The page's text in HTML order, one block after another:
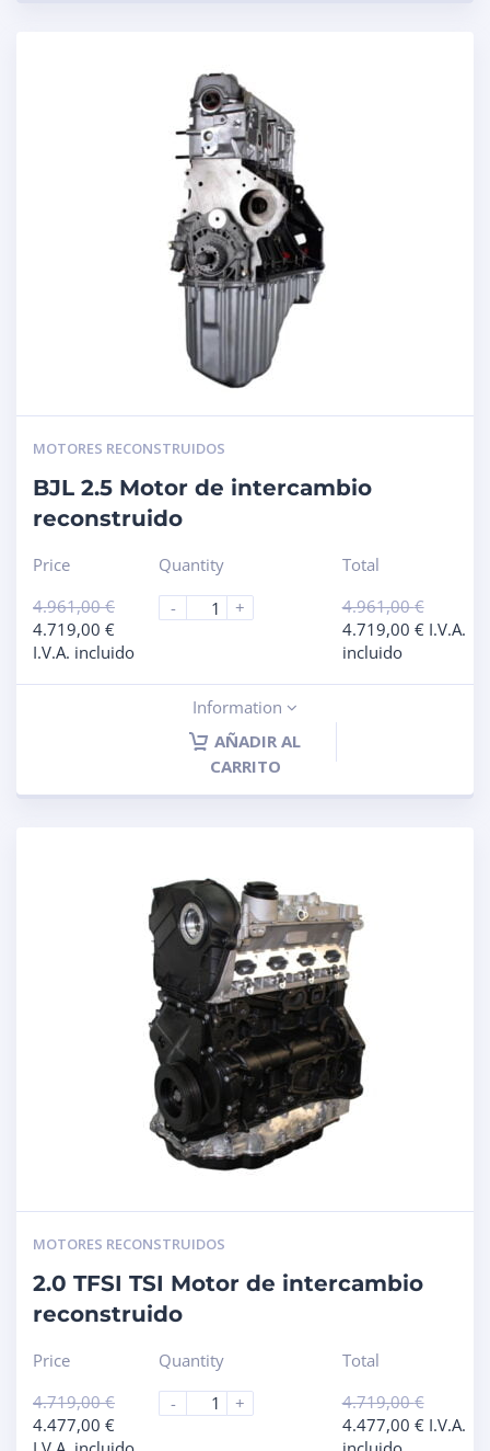
MOTORES RECONSTRUIDOS
BJL 2.5 Motor de intercambio
reconstruido
Price
4.961,00€
4.719,00 €
I.V.A. incluido
Quantity
-
+
Total
4.961,00€
4.719,00 € I.V.A.
incluido
Information
AÑADIR AL
CARRITO
MOTORES RECONSTRUIDOS
2.0 TFSI TSI Motor de intercambio
reconstruido
Price
4.719,00€
4.477,00 €
Quantity
-
+
Total
4.719,00€
4.477,00 € I.V.A.